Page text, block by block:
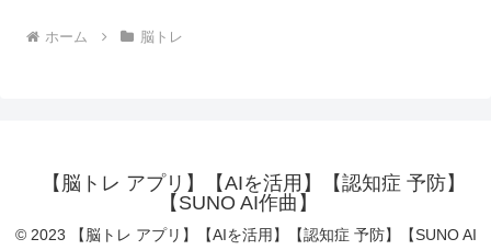
ホーム 脳トレ
【脳トレ アプリ】【AIを活用】【認知症 予防】
【SUNO AI作曲】
© 2023 【脳トレ アプリ】【AIを活用】【認知症 予防】【SUNO AI